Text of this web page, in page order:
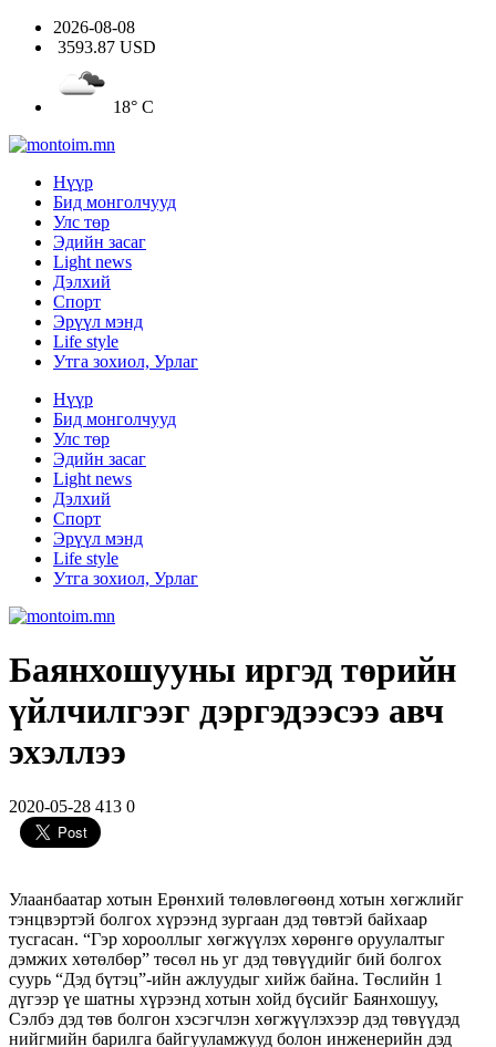
2026-08-08
3593.87 USD
18° C
Нүүр
Бид монголчууд
Улс төр
Эдийн засаг
Light news
Дэлхий
Спорт
Эрүүл мэнд
Life style
Утга зохиол, Урлаг
Нүүр
Бид монголчууд
Улс төр
Эдийн засаг
Light news
Дэлхий
Спорт
Эрүүл мэнд
Life style
Утга зохиол, Урлаг
Баянхошууны иргэд төрийн
үйлчилгээг дэргэдээсээ авч
эхэллээ
2020-05-28 413 0
Улаанбаатар хотын Ерөнхий төлөвлөгөөнд хотын хөгжлийг
тэнцвэртэй болгох хүрээнд зургаан дэд төвтэй байхаар
тусгасан. “Гэр хорооллыг хөгжүүлэх хөрөнгө оруулалтыг
дэмжих хөтөлбөр” төсөл нь уг дэд төвүүдийг бий болгох
суурь “Дэд бүтэц”-ийн ажлуудыг хийж байна. Төслийн 1
дүгээр үе шатны хүрээнд хотын хойд бүсийг Баянхошуу,
Сэлбэ дэд төв болгон хэсэгчлэн хөгжүүлэхээр дэд төвүүдэд
нийгмийн барилга байгууламжууд болон инженерийн дэд